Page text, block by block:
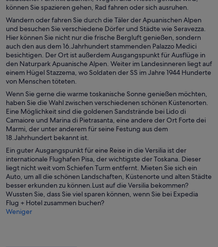
i
n
e
m
n
e
u
n
F
n
g
e
ö
f
f
können Sie spazieren gehen, Rad fahren oder sich ausruhen.
Wandern oder fahren Sie durch die Täler der Apuanischen Alpen
und besuchen Sie verschiedene Dörfer und Städte wie Seravezza.
Hier können Sie nicht nur die frische Bergluft genießen, sondern
auch den aus dem 16.Jahrhundert stammenden Palazzo Medici
besichtigen. Der Ort ist außerdem Ausgangspunkt für Ausflüge in
den Naturpark Apuanische Alpen. Weiter im Landesinneren liegt auf
einem Hügel Stazzema, wo Soldaten der SS im Jahre 1944 Hunderte
von Menschen töteten.
Wenn Sie gerne die warme toskanische Sonne genießen möchten,
haben Sie die Wahl zwischen verschiedenen schönen Küstenorten.
Eine Möglichkeit sind die goldenen Sandstrände bei Lido di
Camaiore und Marina di Pietrasanta, eine andere der Ort Forte dei
Marmi, der unter anderem für seine Festung aus dem
18.Jahrhundert bekannt ist.
Ein guter Ausgangspunkt für eine Reise in die Versilia ist der
internationale Flughafen Pisa, der wichtigste der Toskana. Dieser
liegt nicht weit vom Schiefen Turm entfernt. Mieten Sie sich ein
Auto, um all die schönen Landschaften, Küstenorte und alten Städte
besser erkunden zu können.Lust auf die Versilia bekommen?
Wussten Sie, dass Sie viel sparen können, wenn Sie bei Expedia
Flug + Hotel zusammen buchen?
Weniger